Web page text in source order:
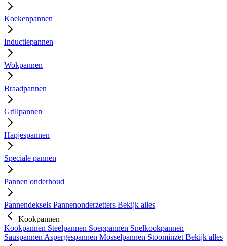
Koekenpannen
Inductiepannen
Wokpannen
Braadpannen
Grillpannen
Hapjespannen
Speciale pannen
Pannen onderhoud
Pannendeksels Pannenonderzetters Bekijk alles
Kookpannen
Kookpannen Steelpannen Soeppannen Snelkookpannen
Sauspannen Aspergespannen Mosselpannen Stoominzet Bekijk alles